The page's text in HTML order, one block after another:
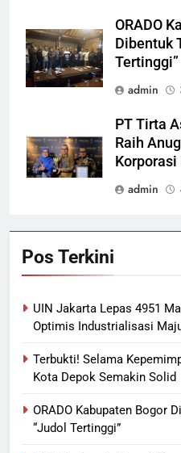
ORADO
Dibentuk
Tertinggi”
admin
PT Tirta
Raih
Korporasi
admin
Pos Terkini
UIN Jakarta Lepas 4951
Optimis Industrialisasi
Terbukti! Selama
Kota Depok Semakin Solid
ORADO Kabupaten Bogor
“Judol Tertinggi”